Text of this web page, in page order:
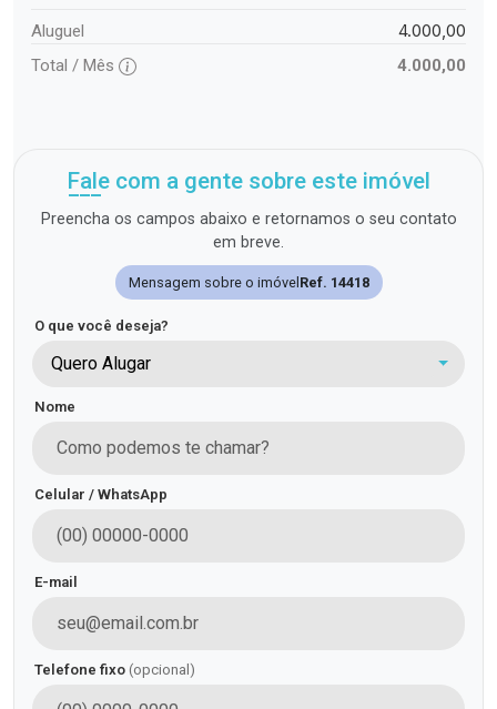
Aluguel 4.000,00
Total / Mês 4.000,00
Fale com a gente sobre este imóvel
Preencha os campos abaixo e retornamos o seu contato
em breve.
Mensagem sobre o imóvelRef. 14418
O que você deseja?
Quero Alugar
Nome
Celular / WhatsApp
E-mail
Telefone fixo (opcional)